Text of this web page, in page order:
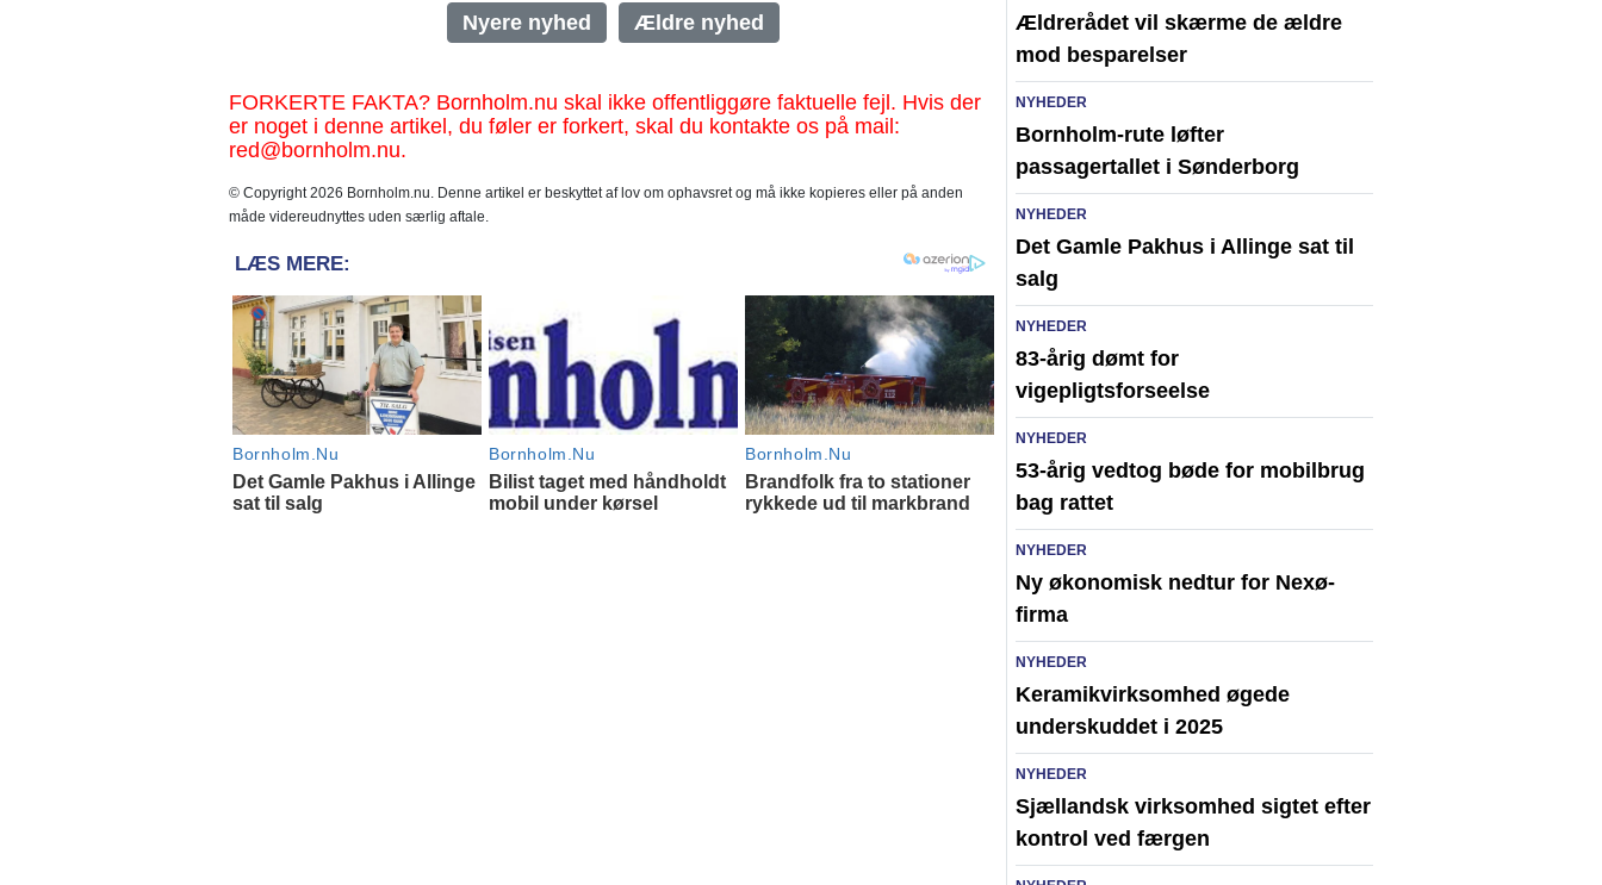
Nyere nyhed Ældre nyhed
FORKERTE FAKTA? Bornholm.nu skal ikke offentliggøre faktuelle fejl. Hvis der
er noget i denne artikel, du føler er forkert, skal du kontakte os på mail:
red@bornholm.nu.
© Copyright 2026 Bornholm.nu. Denne artikel er beskyttet af lov om ophavsret og må ikke kopieres eller på anden
måde videreudnyttes uden særlig aftale.
Ældrerådet vil skærme de ældre
mod besparelser
NYHEDER
Bornholm-rute løfter
passagertallet i Sønderborg
NYHEDER
Det Gamle Pakhus i Allinge sat til
salg
NYHEDER
83-årig dømt for
vigepligtsforseelse
NYHEDER
53-årig vedtog bøde for mobilbrug
bag rattet
NYHEDER
Ny økonomisk nedtur for Nexø-
firma
NYHEDER
Keramikvirksomhed øgede
underskuddet i 2025
NYHEDER
Sjællandsk virksomhed sigtet efter
kontrol ved færgen